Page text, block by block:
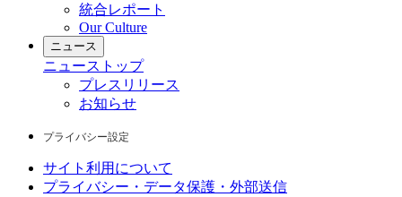
統合レポート
Our Culture
ニュース
ニュース トップ
プレスリリース
お知らせ
プライバシー設定
サイト利用について
プライバシー・データ保護・外部送信